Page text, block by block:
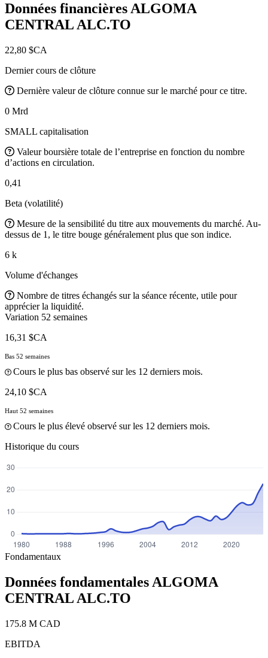
Données financières ALGOMA
CENTRAL ALC.TO
22,80 $CA
Dernier cours de clôture
Dernière valeur de clôture connue sur le marché pour ce titre.
0 Mrd
SMALL capitalisation
Valeur boursière totale de l’entreprise en fonction du nombre
d’actions en circulation.
0,41
Beta (volatilité)
Mesure de la sensibilité du titre aux mouvements du marché. Au-
dessus de 1, le titre bouge généralement plus que son indice.
6 k
Volume d'échanges
Nombre de titres échangés sur la séance récente, utile pour
apprécier la liquidité.
Variation 52 semaines
16,31 $CA
Bas 52 semaines
Cours le plus bas observé sur les 12 derniers mois.
24,10 $CA
Haut 52 semaines
Cours le plus élevé observé sur les 12 derniers mois.
Historique du cours
Fondamentaux
Données fondamentales ALGOMA
CENTRAL ALC.TO
175.8 M CAD
EBITDA